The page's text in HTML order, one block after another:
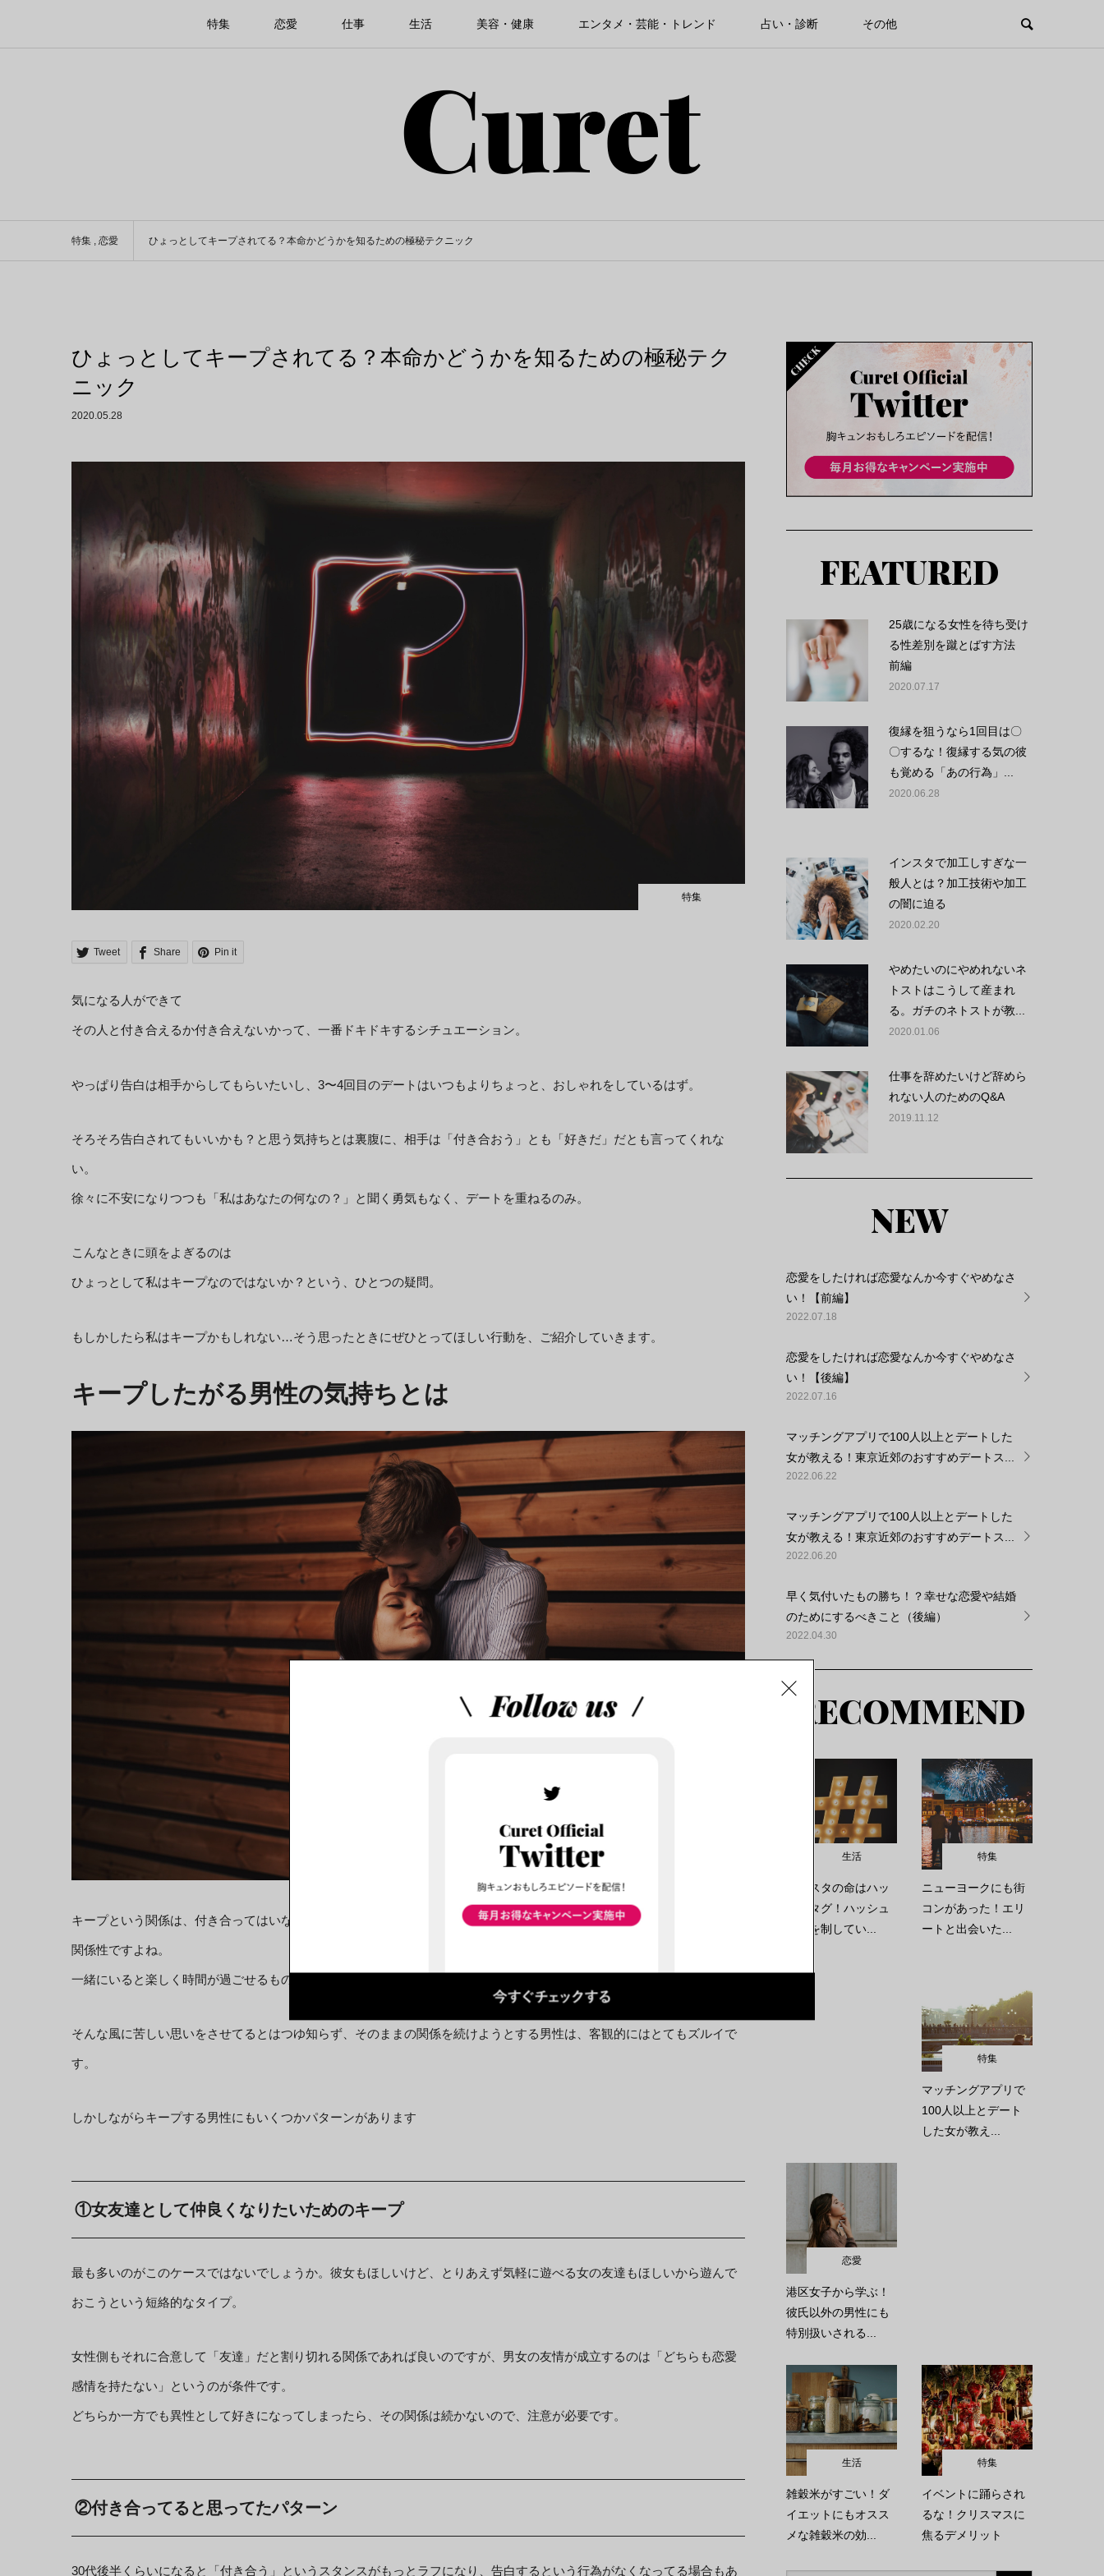
特集 恋愛 仕事 生活 美容・健康 エンタメ・芸能・トレンド 占い・診断 その他
特集 恋愛 ひょっとしてキープされてる？本命かどうかを知るための極秘テクニック
ひょっとしてキープされてる？本命かどうかを知るための極秘テク
ニック
2020.05.28
特集
Tweet Share Pin it
気になる人ができて
その人と付き合えるか付き合えないかって、一番ドキドキするシチュエーション。
やっぱり告白は相手からしてもらいたいし、3〜4回目のデートはいつもよりちょっと、おしゃれをしているはず。
そろそろ告白されてもいいかも？と思う気持ちとは裏腹に、相手は「付き合おう」とも「好きだ」だとも言ってくれな
い。
徐々に不安になりつつも「私はあなたの何なの？」と聞く勇気もなく、デートを重ねるのみ。
こんなときに頭をよぎるのは
ひょっとして私はキープなのではないか？という、ひとつの疑問。
もしかしたら私はキープかもしれない…そう思ったときにぜひとってほしい行動を、ご紹介していきます。
キープしたがる男性の気持ちとは
キープという関係は、付き合ってはいないけど定期的に会ったりする仲で、つまりは友達以上恋人未満。非常に不安定な
関係性ですよね。
一緒にいると楽しく時間が過ごせるものの、心のどこかでは「私のこと、どう思ってるの」という不安が尽きないはず。
そんな風に苦しい思いをさせてるとはつゆ知らず、そのままの関係を続けようとする男性は、客観的にはとてもズルイで
す。
しかしながらキープする男性にもいくつかパターンがあります
①女友達として仲良くなりたいためのキープ
最も多いのがこのケースではないでしょうか。彼女もほしいけど、とりあえず気軽に遊べる女の友達もほしいから遊んで
おこうという短絡的なタイプ。
女性側もそれに合意して「友達」だと割り切れる関係であれば良いのですが、男女の友情が成立するのは「どちらも恋愛
感情を持たない」というのが条件です。
どちらか一方でも異性として好きになってしまったら、その関係は続かないので、注意が必要です。
②付き合ってると思ってたパターン
30代後半くらいになると「付き合う」というスタンスがもっとラフになり、告白するという行為がなくなってる場合もあ
FEATURED
25歳になる女性を待ち受け
る性差別を蹴とばす方法
前編
2020.07.17
復縁を狙うなら1回目は〇
〇するな！復縁する気の彼
も覚める「あの行為」...
2020.06.28
インスタで加工しすぎな一
般人とは？加工技術や加工
の闇に迫る
2020.02.20
やめたいのにやめれないネ
トストはこうして産まれ
る。ガチのネトストが教...
2020.01.06
仕事を辞めたいけど辞めら
れない人のためのQ&A
2019.11.12
NEW
恋愛をしたければ恋愛なんか今すぐやめなさ
い！【前編】
2022.07.18
恋愛をしたければ恋愛なんか今すぐやめなさ
い！【後編】
2022.07.16
マッチングアプリで100人以上とデートした
女が教える！東京近郊のおすすめデートス...
2022.06.22
マッチングアプリで100人以上とデートした
女が教える！東京近郊のおすすめデートス...
2022.06.20
早く気付いたもの勝ち！？幸せな恋愛や結婚
のためにするべきこと（後編）
2022.04.30
RECOMMEND
生活
インスタの命はハッ
シュタグ！ハッシュ
タグを制してい...
特集
ニューヨークにも街
コンがあった！エリ
ートと出会いた...
特集
マッチングアプリで
100人以上とデート
した女が教え...
恋愛
港区女子から学ぶ！
彼氏以外の男性にも
特別扱いされる...
生活
雑穀米がすごい！ダ
イエットにもオスス
メな雑穀米の効...
特集
イベントに踊らされ
るな！クリスマスに
焦るデメリット